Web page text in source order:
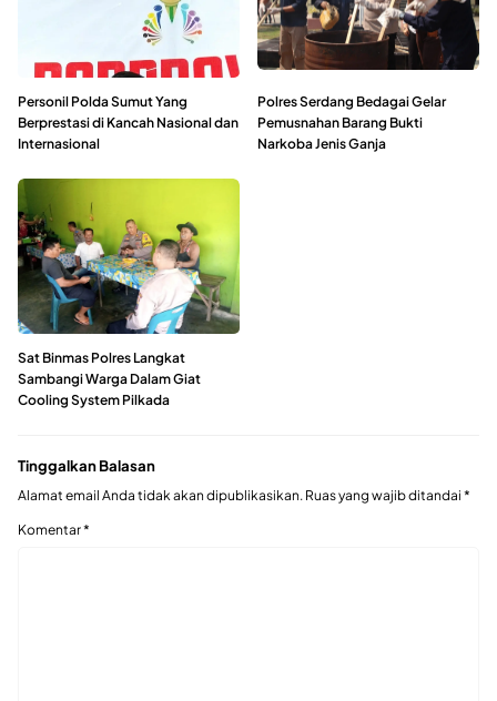
Personil Polda Sumut Yang
Berprestasi di Kancah Nasional dan
Internasional
Polres Serdang Bedagai Gelar
Pemusnahan Barang Bukti
Narkoba Jenis Ganja
Sat Binmas Polres Langkat
Sambangi Warga Dalam Giat
Cooling System Pilkada
Tinggalkan Balasan
Alamat email Anda tidak akan dipublikasikan. Ruas yang wajib ditandai *
Komentar*